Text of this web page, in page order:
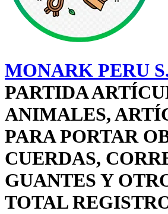
MONARK PERU
PARTIDA
ANIMALES,
PARA PORTAR
CUERDAS,
GUANTES Y
TOTAL